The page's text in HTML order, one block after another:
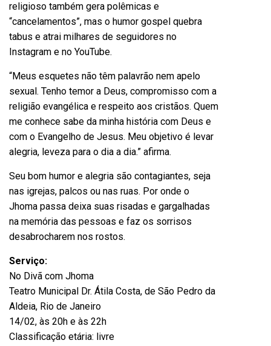
religioso também gera polêmicas e
“cancelamentos”, mas o humor gospel quebra
tabus e atrai milhares de seguidores no
Instagram e no YouTube.
“Meus esquetes não têm palavrão nem apelo
sexual. Tenho temor a Deus, compromisso com a
religião evangélica e respeito aos cristãos. Quem
me conhece sabe da minha história com Deus e
com o Evangelho de Jesus. Meu objetivo é levar
alegria, leveza para o dia a dia.” afirma.
Seu bom humor e alegria são contagiantes, seja
nas igrejas, palcos ou nas ruas. Por onde o
Jhoma passa deixa suas risadas e gargalhadas
na memória das pessoas e faz os sorrisos
desabrocharem nos rostos.
Serviço:
No Divã com Jhoma
Teatro Municipal Dr. Átila Costa, de São Pedro da
Aldeia, Rio de Janeiro
14/02, às 20h e às 22h
Classificação etária: livre